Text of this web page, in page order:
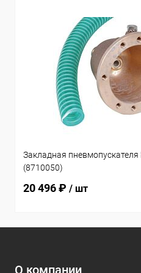
Закладная пневмопускателя
(8710050)
20 496 ₽ / шт
О компании